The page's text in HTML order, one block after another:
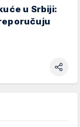
u Srbiji: